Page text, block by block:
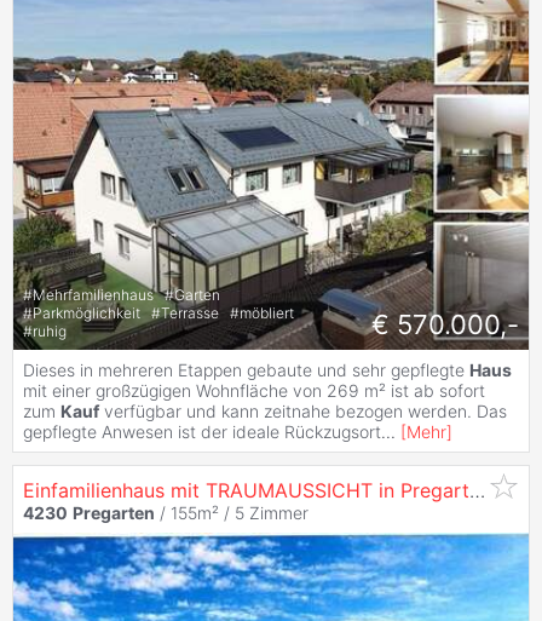
#Mehrfamilienhaus #Garten
#Parkmöglichkeit #Terrasse #möbliert
#ruhig € 570.000,-
Dieses in mehreren Etappen gebaute und sehr gepflegte Haus
mit einer großzügigen Wohnfläche von 269 m² ist ab sofort
zum Kauf verfügbar und kann zeitnahe bezogen werden. Das
gepflegte Anwesen ist der ideale Rückzugsort... [Mehr]
Einfamilienhaus mit TRAUMAUSSICHT in Pregartsdorf am Stadtrand von
4230 Pregarten / 155m² / 5 Zimmer